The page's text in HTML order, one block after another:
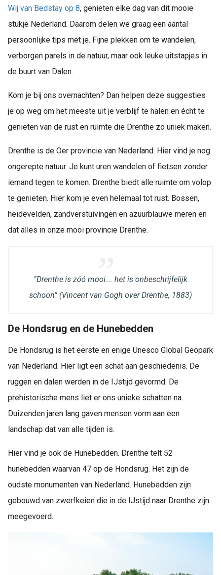
Wij van Bedstay op 8, genieten elke dag van dit mooie
stukje Nederland. Daarom delen we graag een aantal
persoonlijke tips met je. Fijne plekken om te wandelen,
verborgen parels in de natuur, maar ook leuke uitstapjes in
de buurt van Dalen.
Kom je bij ons overnachten? Dan helpen deze suggesties
je op weg om het meeste uit je verblijf te halen en écht te
genieten van de rust en ruimte die Drenthe zo uniek maken.
Drenthe is de Oer provincie van Nederland. Hier vind je nog
ongerepte natuur. Je kunt uren wandelen of fietsen zonder
iemand tegen te komen. Drenthe biedt alle ruimte om volop
te genieten. Hier kom je even helemaal tot rust. Bossen,
heidevelden, zandverstuivingen en azuurblauwe meren en
dat alles in onze mooi provincie Drenthe.
“Drenthe is zóó mooi…. het is onbeschrijfelijk
schoon” (Vincent van Gogh over Drenthe, 1883)
De Hondsrug en de Hunebedden
De Hondsrug is het eerste en enige Unesco Global Geopark
van Nederland. Hier ligt een schat aan geschiedenis. De
ruggen en dalen werden in de IJstijd gevormd. De
prehistorische mens liet er ons unieke schatten na.
Duizenden jaren lang gaven mensen vorm aan een
landschap dat van alle tijden is.
Hier vind je ook de Hunebedden. Drenthe telt 52
hunebedden waarvan 47 op de Hondsrug. Het zijn de
oudste monumenten van Nederland. Hunebedden zijn
gebouwd van zwerfkeien die in de IJstijd naar Drenthe zijn
meegevoerd.